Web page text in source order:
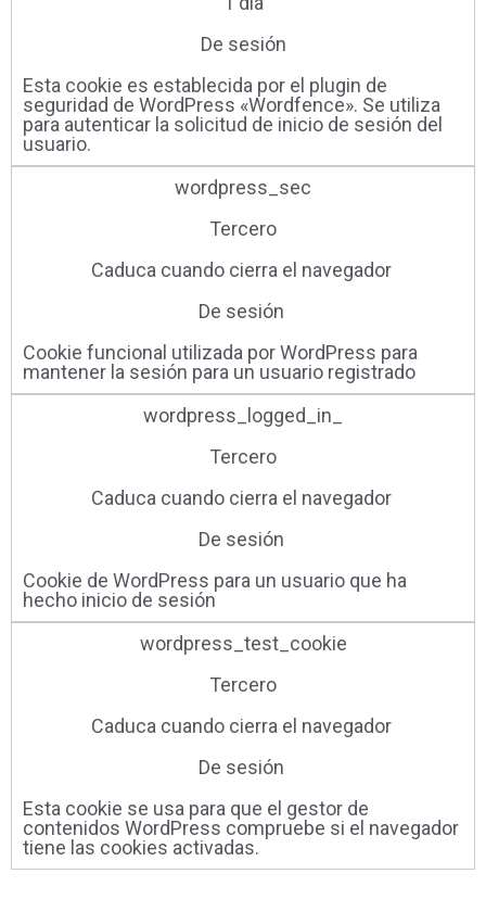
De sesión
Esta cookie es establecida por el plugin de
seguridad de WordPress «Wordfence». Se utiliza
para autenticar la solicitud de inicio de sesión del
usuario.
wordpress_sec
Tercero
Caduca cuando cierra el navegador ​
De sesión ​
Cookie funcional utilizada por WordPress para
mantener la sesión para un usuario registrado
wordpress_logged_in_
Tercero
Caduca cuando cierra el navegador ​
De sesión ​
Cookie de WordPress para un usuario que ha
hecho inicio de sesión
wordpress_test_cookie
Tercero
Caduca cuando cierra el navegador ​
De sesión ​
Esta cookie se usa para que el gestor de
contenidos WordPress compruebe si el navegador
tiene las cookies activadas.